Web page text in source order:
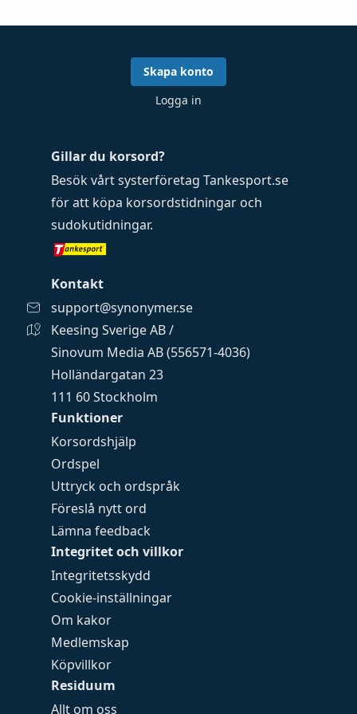
Funktioner
Korsordshjälp
Ordspel
Uttryck och ordspråk
Föreslå nytt ord
Lämna feedback
Integritet och villkor
Integritetsskydd
Cookie-inställningar
Om kakor
Medlemskap
Köpvillkor
Residuum
Allt om oss
Gillar du korsord?
Besök vårt systerföretag Tankesport.se
för att köpa korsordstidningar och
sudokutidningar.
Kontakt
support@synonymer.se
Keesing Sverige AB /
Sinovum Media AB (556571-4036)
Holländargatan 23
111 60 Stockholm
Skapa konto
Logga in